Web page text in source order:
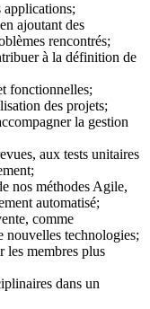
applications;
ajoutant des
rencontrés;
à la définition de
fonctionnelles;
des projets;
la gestion
aux tests unitaires
nos méthodes Agile,
automatisé;
comme
nouvelles technologies;
les membres plus
dans un